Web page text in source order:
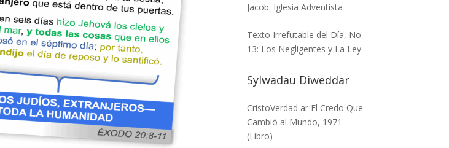
Jacob: Iglesia Adventista
Texto Irrefutable del Día, No.
13: Los Negligentes y La Ley
Sylwadau Diweddar
CristoVerdad ar El Credo Que
Cambió al Mundo, 1971
(Libro)